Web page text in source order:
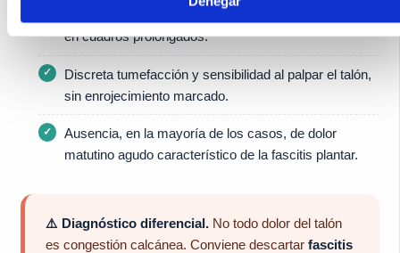
en cuadros prolongados.
Discreta tumefacción y sensibilidad al palpar el talón,
sin enrojecimiento marcado.
Ausencia, en la mayoría de los casos, de dolor
matutino agudo característico de la fascitis plantar.
⚠️ Diagnóstico diferencial.No todo dolor del talón
es congestión calcánea. Conviene descartar fascitis